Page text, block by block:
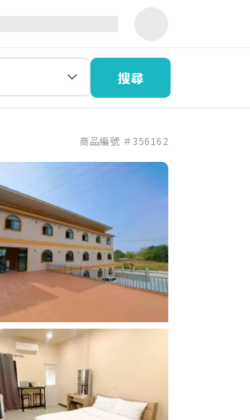
搜尋
商品編號 ＃356162